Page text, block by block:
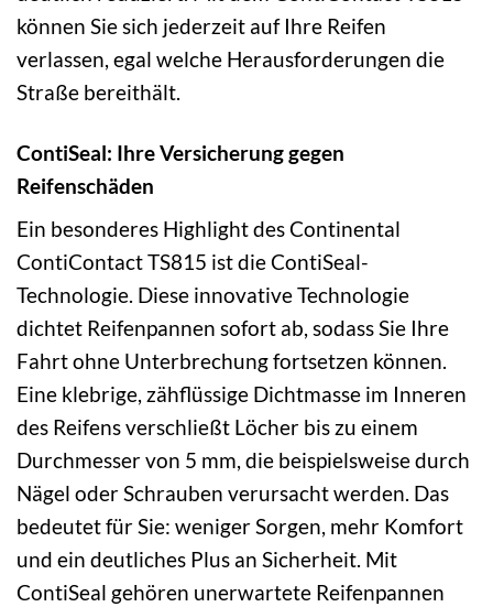
können Sie sich jederzeit auf Ihre Reifen
verlassen, egal welche Herausforderungen die
Straße bereithält.
ContiSeal: Ihre Versicherung gegen
Reifenschäden
Ein besonderes Highlight des Continental
ContiContact TS815 ist die ContiSeal-
Technologie. Diese innovative Technologie
dichtet Reifenpannen sofort ab, sodass Sie Ihre
Fahrt ohne Unterbrechung fortsetzen können.
Eine klebrige, zähflüssige Dichtmasse im Inneren
des Reifens verschließt Löcher bis zu einem
Durchmesser von 5 mm, die beispielsweise durch
Nägel oder Schrauben verursacht werden. Das
bedeutet für Sie: weniger Sorgen, mehr Komfort
und ein deutliches Plus an Sicherheit. Mit
ContiSeal gehören unerwartete Reifenpannen